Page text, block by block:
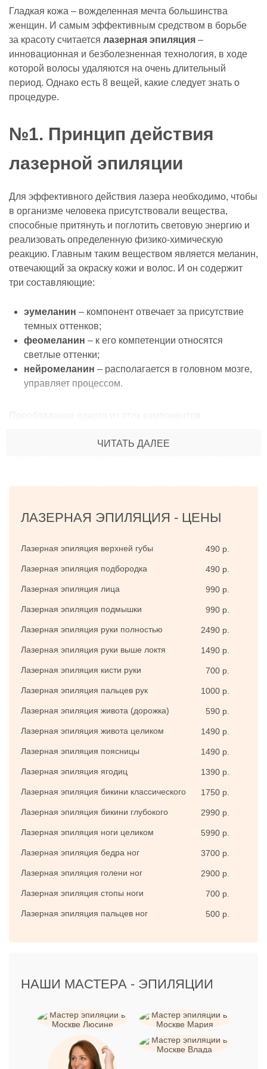
Гладкая кожа – вожделенная мечта большинства
женщин. И самым эффективным средством в борьбе
за красоту считается лазерная эпиляция –
инновационная и безболезненная технология, в ходе
которой волосы удаляются на очень длительный
период. Однако есть 8 вещей, какие следует знать о
процедуре.
№1. Принцип действия
лазерной эпиляции
Для эффективного действия лазера необходимо, чтобы
в организме человека присутствовали вещества,
способные притянуть и поглотить световую энергию и
реализовать определенную физико-химическую
реакцию. Главным таким веществом является меланин,
отвечающий за окраску кожи и волос. И он содержит
три составляющие:
эумеланин – компонент отвечает за присутствие
темных оттенков;
феомеланин – к его компетенции относятся
светлые оттенки;
нейромеланин – располагается в головном мозге,
управляет процессом.
Преобладание одного из этих компонентов
способность к поглощению света есть лишь у
эпиляции. Обладателям такого волосяного покрова в
например: электро- или депиляцию.
При воздействии лазером на волосы происходит
а в это время в подкожных тканях протекают
разнообразные реакции, важнейшая из которых –
волосы нагреваются до 80°С. Высокая температура
способствует разрушению фолликул и уничтожению
всех их клеток. Это приводит к приостановлению роста
подвергаются только те волоски, какие находились в
стадии роста. А значит, из спящих фолликулов
эпиляциивсалонеприбегают неоднократно, пока не
будет достигнут нужный результат.
«парадоксальный рост» – естественная реакция, когда
через 3-5 сеансов у фолликулов происходит попытка
активировать созревание волосяных луковиц.
курс.
№2. Соотношение «цена-
качество» в салоне. Какая
Рынок лазеров представлен большим числом
производителей. Однако всю их продукцию можно
свести всего к 7 видам:
ЧИТАТЬ ДАЛЕЕ
ЛАЗЕРНАЯ ЭПИЛЯЦИЯ - ЦЕНЫ
Лазерная эпиляция верхней губы 490 р.
Лазерная эпиляция подбородка 490 р.
Лазерная эпиляция лица 990 р.
Лазерная эпиляция подмышки 990 р.
Лазерная эпиляция руки полностью 2490 р.
Лазерная эпиляция руки выше локтя 1490 р.
Лазерная эпиляция кисти руки 700 р.
Лазерная эпиляция пальцев рук 1000 р.
Лазерная эпиляция живота (дорожка) 590 р.
Лазерная эпиляция живота целиком 1490 р.
Лазерная эпиляция поясницы 1490 р.
Лазерная эпиляция ягодиц 1390 р.
Лазерная эпиляция бикини классического 1750 р.
Лазерная эпиляция бикини глубокого 2990 р.
Лазерная эпиляция ноги целиком 5990 р.
Лазерная эпиляция бедра ног 3700 р.
Лазерная эпиляция голени ног 2900 р.
Лазерная эпиляция стопы ноги 700 р.
Лазерная эпиляция пальцев ног 500 р.
НАШИ МАСТЕРА - ЭПИЛЯЦИИ